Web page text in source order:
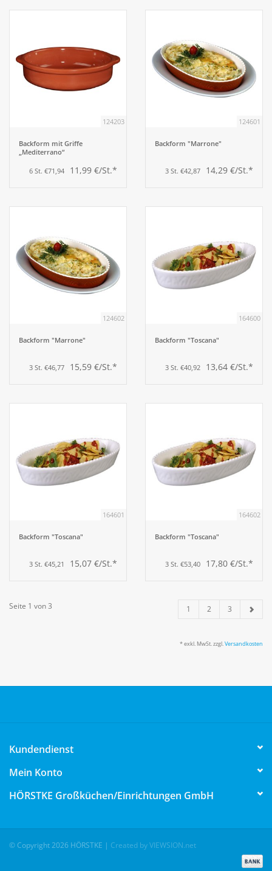
124203
Backform mit Griffe
„Mediterrano“
6 St. €71,94 11,99 €/St.*
124601
Backform "Marrone"
3 St. €42,87 14,29 €/St.*
124602
Backform "Marrone"
3 St. €46,77 15,59 €/St.*
164600
Backform "Toscana"
3 St. €40,92 13,64 €/St.*
164601
Backform "Toscana"
3 St. €45,21 15,07 €/St.*
164602
Backform "Toscana"
3 St. €53,40 17,80 €/St.*
Seite 1 von 3 1 2 3
* exkl. MwSt. zzgl.Versandkosten
Kundendienst
Mein Konto
HÖRSTKE Großküchen/Einrichtungen GmbH
© Copyright 2026 HÖRSTKE | Created by VIEWSION.net